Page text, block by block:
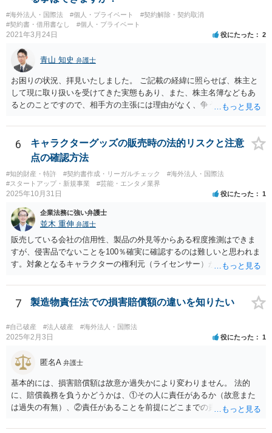
#海外法人・国際法 #個人・プライベート
#契約解除・契約取消
#契約書・借用書なし
#個人・プライベート
2021年3月24日 役にたった 2
青山 知史 弁護士
お困りの状況、拝見いたしました。 ご記載の経緯に照らせば、株主と
して現に取り扱いを受けてきた実態もあり、また、株主名簿などもあ
るとのことですので、相手方の主張には理由がなく、争う余地はある
主手の地位確認請求を訴訟などで実施し、正式に権利関係を明らかに
することも考えられます。 また、仮に株式の割り当てがなされていな
いとのことであれば、出資契約の前提が果たされていないことになり
ますので、債務不履行を理由に契約を解除し、100万円の返金を要求す
ることも考えられるかと思慮いたします。 この他、持ち株比率などに
もよりますが、過半数を確保できるのであれば、相手方の解任請求を
たします。 いずれの手段をとるとしても、当時のやり取りや契約内
容、相手方の主張内容などによっても、とるべき手段が異なってきま
すので、本格的に争うことをお考えであれば、関連資料をお持ちのう
え、個別に弁護士にご相談をし、対策を立てていくべきと思慮いたし
ます。
6
キャラクターグッズの販売時の法的リスクと注意
点の確認方法
#知的財産・特許 #契約書作成・リーガルチェック
#海外法人・国際法
#スタートアップ・新規事業
#芸能・エンタメ業界
2025年10月31日 役にたった 1
企業法務に強い弁護士
並木 重伸 弁護士
販売している会社の信用性、製品の外見等からある程度推測はできま
すが、侵害品でないことを100％確実に確認するのは難しいと思われま
す。対象となるキャラクターの権利元（ライセンサー）がわかるので
頼し絵を作ってもらいそれを元に工場へ作成依頼などした場合」につ
いては、作ってもらった絵がオリジナルのものであれば問題はありま
せんが（ただし絵師などから権利を得ておく必要があります。）、既
存のキャラクターやそれに類似するものであれば、その権利元から許
諾を受けない限り著作権侵害となる可能性が高いです。
7 製造物責任法での損害賠償額の違いを知りたい
#自己破産 #法人破産 #海外法人・国際法
2025年2月3日 役にたった 1
匿名A 弁護士
基本的には、損害賠償額は故意か過失かにより変わりません。 法的
に、賠償義務を負うかどうかは、①その人に責任があるか（故意また
は過失の有無）、②責任があることを前提にどこまでの責任を負うべ
（厳密には、②の話の中で責任の範囲を問う過程で主観面も見るする